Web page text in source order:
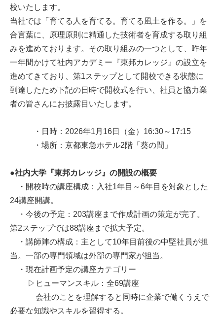
校いたします。
当社では「育てる人を育てる。育てる風土を作る。」を
合言葉に、原理原則に精通した技術者を育成する取り組
みを進めております。その取り組みの一つとして、昨年
一年間かけて社内アカデミー『東邦カレッジ』の設立を
進めてきており、第1ステップとして開校できる状態に
到達したため下記の日時で開校式を行い、社員と協力業
者の皆さんにお披露目いたします。
・日時：2026年1月16日（金）16:30～17:15
・場所：京都東急ホテル2階「葵の間」
●社内大学『東邦カレッジ』の開設の概要
・開校時の講座構成：入社1年目～6年目を対象とした
24講座開講。
・今後の予定：203講座まで作成計画の策定が完了。
第2ステップでは88講座まで拡大予定。
・講師陣の構成：主として10年目前後の中堅社員が担
当。一部の専門領域は外部の専門家が担当。
・現在計画予定の講座カテゴリー
▷ヒューマンスキル：全69講座
会社のことを理解すると同時に企業で働くうえで
必要な知識やスキルを習得する。